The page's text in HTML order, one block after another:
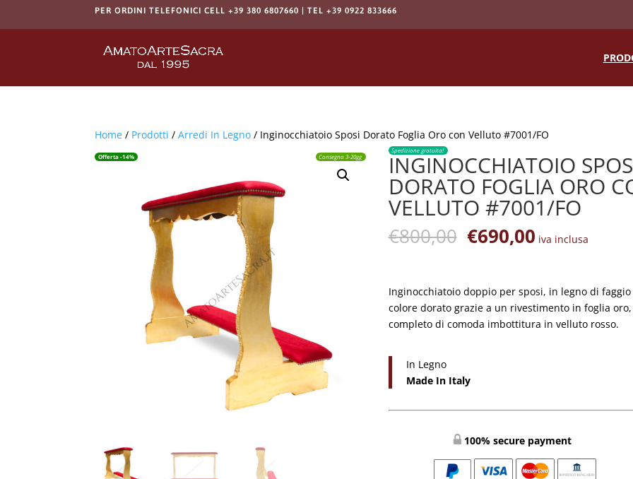
PER ORDINI TELEFONICI CELL +39 380 6807660 | TEL +39 0922 833666
Products
Home / Prodotti /Arredi In Legno / Inginocchiatoio Sposi Dorato Foglia Oro con Velluto #7001/FO
Offerta -14% Consegna 3-20gg
Spedizione gratuita!
INGINOCCHIATOIO
DORATO FOGLIA ORO
VELLUTO #7001/FO
€800,00 Il
prezzo
era:
€800,00.
€690,00Il
prezzo
è:
€690,00.
iva inclusa
Inginocchiatoio doppio per sposi, in legno di
colore dorato grazie a un rivestimento in foglia oro,
completo di comoda imbottitura in velluto rosso.
In Legno
Made In Italy
100% secure payment